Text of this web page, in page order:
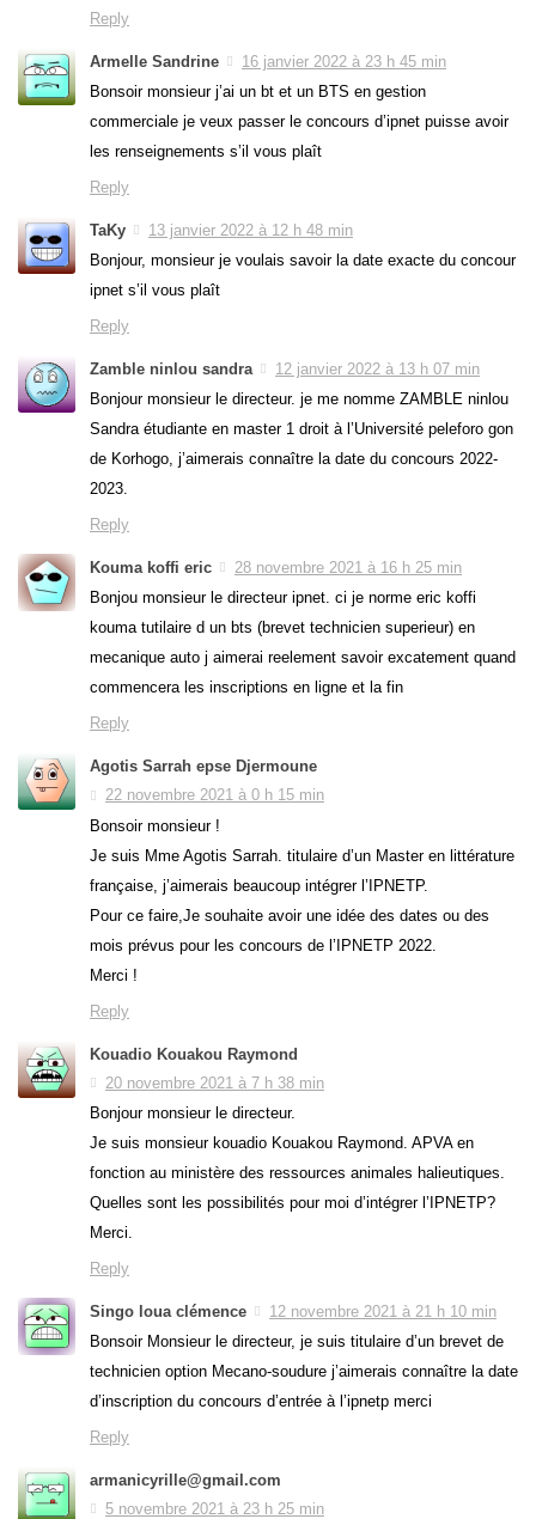
Reply
Armelle Sandrine
16 janvier 2022 à 23 h 45 min
Bonsoir monsieur j’ai un bt et un BTS en gestion
commerciale je veux passer le concours d’ipnet puisse avoir
les renseignements s’il vous plaît
Reply
TaKy
13 janvier 2022 à 12 h 48 min
Bonjour, monsieur je voulais savoir la date exacte du concour
ipnet s’il vous plaît
Reply
Zamble ninlou sandra
12 janvier 2022 à 13 h 07 min
Bonjour monsieur le directeur. je me nomme ZAMBLE ninlou
Sandra étudiante en master 1 droit à l’Université peleforo gon
de Korhogo, j’aimerais connaître la date du concours 2022-
2023.
Reply
Kouma koffi eric
28 novembre 2021 à 16 h 25 min
Bonjou monsieur le directeur ipnet. ci je norme eric koffi
kouma tutilaire d un bts (brevet technicien superieur) en
mecanique auto j aimerai reelement savoir excatement quand
commencera les inscriptions en ligne et la fin
Reply
Agotis Sarrah epse Djermoune
22 novembre 2021 à 0 h 15 min
Bonsoir monsieur !
Je suis Mme Agotis Sarrah. titulaire d’un Master en littérature
française, j’aimerais beaucoup intégrer l’IPNETP.
Pour ce faire,Je souhaite avoir une idée des dates ou des
mois prévus pour les concours de l’IPNETP 2022.
Merci !
Reply
Kouadio Kouakou Raymond
20 novembre 2021 à 7 h 38 min
Bonjour monsieur le directeur.
Je suis monsieur kouadio Kouakou Raymond. APVA en
fonction au ministère des ressources animales halieutiques.
Quelles sont les possibilités pour moi d’intégrer l’IPNETP?
Merci.
Reply
Singo loua clémence
12 novembre 2021 à 21 h 10 min
Bonsoir Monsieur le directeur, je suis titulaire d’un brevet de
technicien option Mecano-soudure j’aimerais connaître la date
d’inscription du concours d’entrée à l’ipnetp merci
Reply
armanicyrille@gmail.com
5 novembre 2021 à 23 h 25 min